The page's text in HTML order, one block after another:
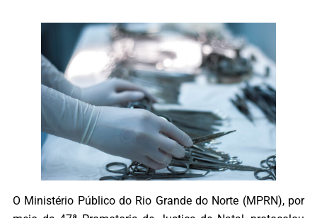
O Ministério Público do Rio Grande do Norte (MPRN), por